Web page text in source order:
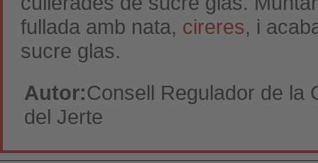
fullada amb nata, cireres, i
sucre glas.
Autor:Consell Regulador de la
del Jerte